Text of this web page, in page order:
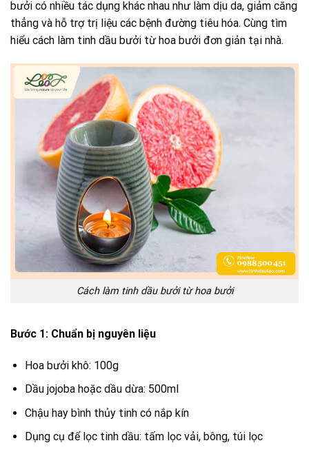
bưởi có nhiều tác dụng khác nhau như làm dịu da, giảm căng
thẳng và hỗ trợ trị liệu các bệnh đường tiêu hóa. Cùng tìm
hiểu cách làm tinh dầu bưởi từ hoa bưởi đơn giản tại nhà.
Cách làm tinh dầu bưởi từ hoa bưởi
Bước 1: Chuẩn bị nguyên liệu
Hoa bưởi khô: 100g
Dầu jojoba hoặc dầu dừa: 500ml
Chậu hay bình thủy tinh có nắp kín
Dụng cụ để lọc tinh dầu: tấm lọc vải, bông, túi lọc